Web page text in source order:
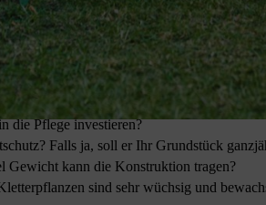
richtige Pflanzenauswahl wichtig.
Wird er regelmäßig von der Sonne
blühende Pflanzen? Einjährige oder
die Pflege investieren?
Falls ja, soll er Ihr Grundstück
Gewicht kann die Konstruktion tragen?
sind sehr wüchsig und